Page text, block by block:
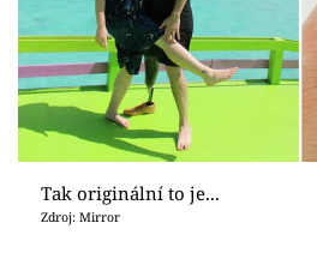
Sex a vztahy
Videa
Sledujte prima+
Přihlášení
Tak originální to je...
Zdroj: Mirror